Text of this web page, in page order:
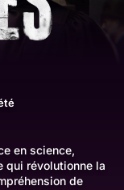
en science,
qui révolutionne la
de